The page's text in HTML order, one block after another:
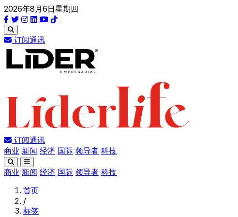
2026年8月6日星期四
订阅通讯
订阅通讯
商业 新闻 经济 国际 领导者 科技
商业 新闻 经济 国际 领导者 科技
首页
/
标签